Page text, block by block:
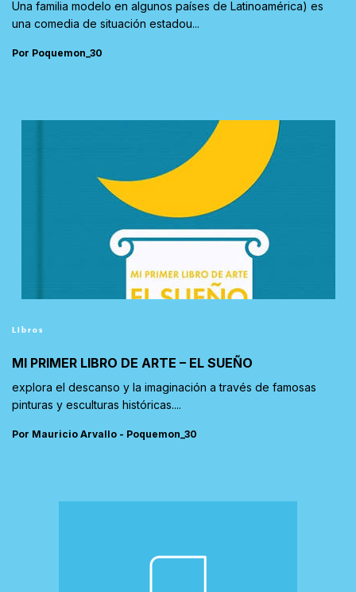
Una familia modelo en algunos países de Latinoamérica) es
una comedia de situación estadou...
Por Poquemon_30
Libros
MI PRIMER LIBRO DE ARTE – EL SUEÑO
explora el descanso y la imaginación a través de famosas
pinturas y esculturas históricas....
Por Mauricio Arvallo - Poquemon_30